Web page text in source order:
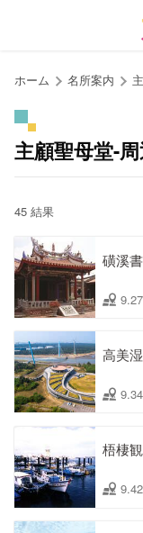
ホーム 名所案内
主顧聖母堂-
45 結果
磺溪
高美
梧棲